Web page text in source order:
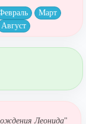
Март
Август
Леонида"